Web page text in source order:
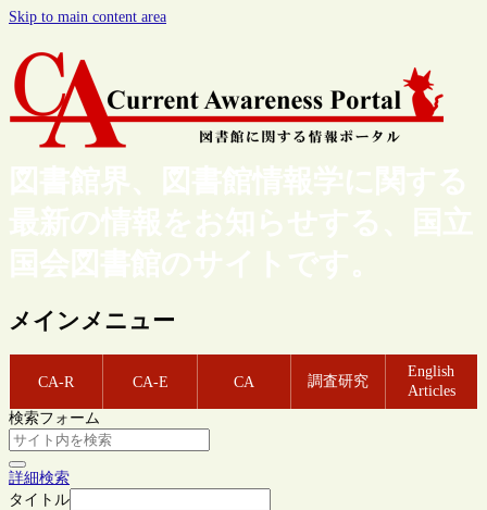
Skip to main content area
図書館界、図書館情報学に関する
最新の情報をお知らせする、国立
国会図書館のサイトです。
メインメニュー
CA-R CA-E CA 調査研究
English
Articles
検索フォーム
詳細検索
タイトル